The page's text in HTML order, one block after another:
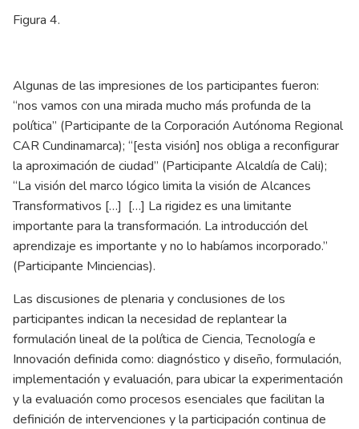
Figura 4.
Algunas de las impresiones de los participantes fueron:
“nos vamos con una mirada mucho más profunda de la
política” (Participante de la Corporación Autónoma Regional
CAR Cundinamarca); “[esta visión] nos obliga a reconfigurar
la aproximación de ciudad” (Participante Alcaldía de Cali);
“La visión del marco lógico limita la visión de Alcances
Transformativos […] […] La rigidez es una limitante
importante para la transformación. La introducción del
aprendizaje es importante y no lo habíamos incorporado.”
(Participante Minciencias).
Las discusiones de plenaria y conclusiones de los
participantes indican la necesidad de replantear la
formulación lineal de la política de Ciencia, Tecnología e
Innovación definida como: diagnóstico y diseño, formulación,
implementación y evaluación, para ubicar la experimentación
y la evaluación como procesos esenciales que facilitan la
definición de intervenciones y la participación continua de